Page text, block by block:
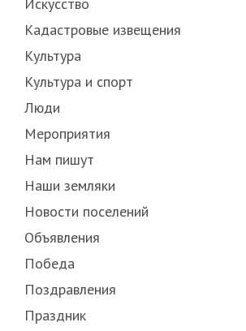
Искусство
Кадастровые извещения
Культура
Культура и спорт
Люди
Мероприятия
Нам пишут
Наши земляки
Новости поселений
Объявления
Победа
Поздравления
Праздник